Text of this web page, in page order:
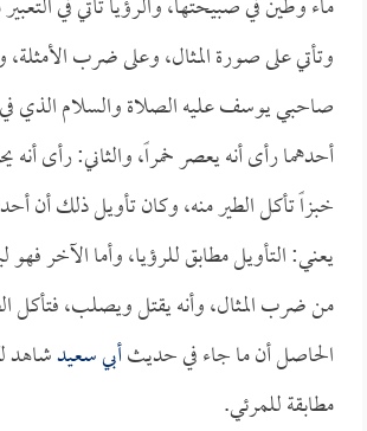
وتأتي على صورة المثال، وعلى ضرب
صاحبي يوسف عليه الصلاة والسلام الذي
أحدهما رأى أنه يعصر خمراً، والثاني: رأى
خبزاً تأكل الطير منه، وكان تأويل ذلك أن
يعني: التأويل مطابق للرؤيا، وأما الآخر
من ضرب المثال، وأنه يقتل ويصلب، فتأكل
الحاصل أن ما جاء في حديثأبي سعيدشاهد
مطابقة للمرئي.